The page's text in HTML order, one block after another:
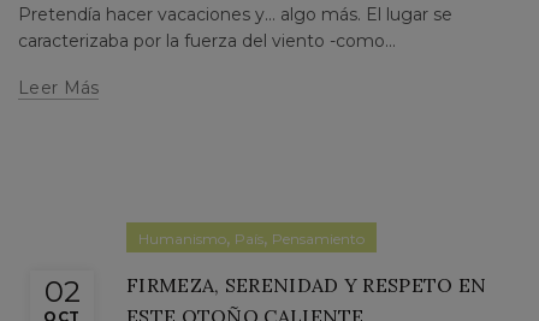
Pretendía hacer vacaciones y... algo más. El lugar se
caracterizaba por la fuerza del viento -como...
Leer Más
02
OCT
Humanismo, País, Pensamiento
FIRMEZA, SERENIDAD Y RESPETO EN
ESTE OTOÑO CALIENTE